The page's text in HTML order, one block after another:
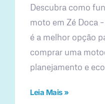
Descubra como
moto em Zé Doca
é a melhor opção
comprar uma
planejamento e
Leia Mais »